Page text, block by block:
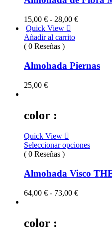
15,00 € - 28,00 €Rango
hasta
28,00 €
Quick View
Añadir al carrito
( 0 Reseñas )
Almohada Piernas
25,00 €
color :
Quick View
Seleccionar opciones
( 0 Reseñas )
Almohada Visco
64,00 € - 73,00 €Rango
color :